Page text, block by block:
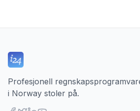
Profesjonell
i Norway stoler på.